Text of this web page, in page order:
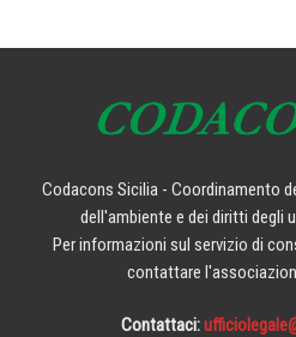
Codacons Sicilia - Coordinamento
dell'ambiente e dei diritti degli
Per informazioni sul servizio di
contattare
Contattaci: